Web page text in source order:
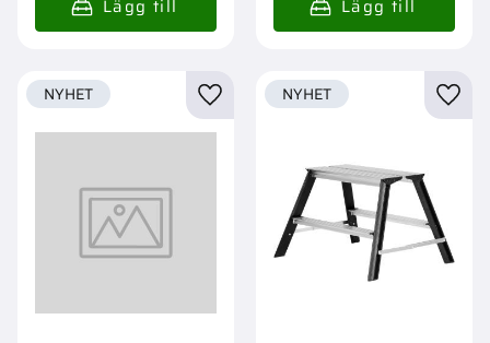
NYHET Lägg till i favoriter
NYHET